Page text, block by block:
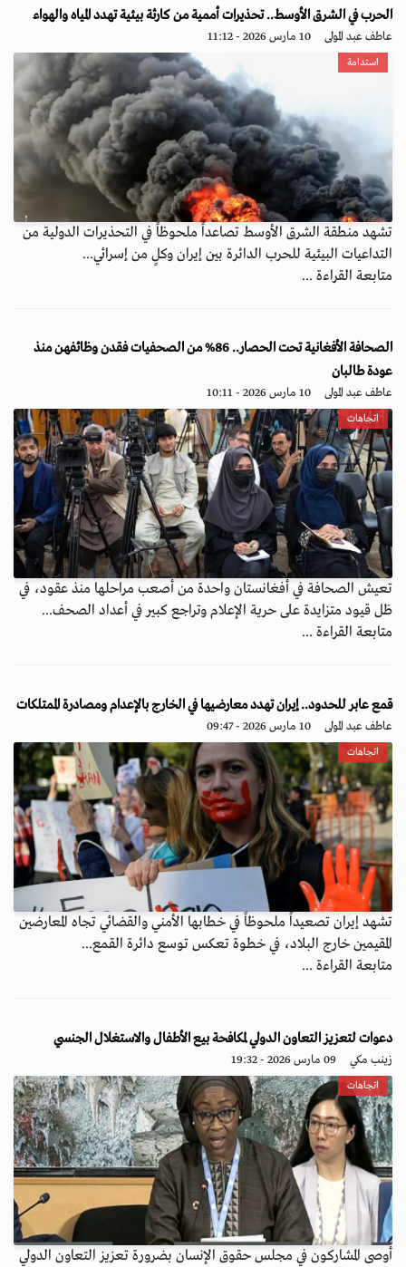
الحرب في الشرق الأوسط.. تحذيرات أممية من كارثة بيئية تهدد المياه والهواء
عاطف عبد المولى 10 مارس 2026 - 11:12
استدامة
تشهد منطقة الشرق الأوسط تصاعداً ملحوظاً في التحذيرات الدولية من
التداعيات البيئية للحرب الدائرة بين إيران وكلٍ من إسرائي...
متابعة القراءة ...
الصحافة الأفغانية تحت الحصار.. 86% من الصحفيات فقدن وظائفهن منذ
عودة طالبان
عاطف عبد المولى 10 مارس 2026 - 10:11
اتجاهات
تعيش الصحافة في أفغانستان واحدة من أصعب مراحلها منذ عقود، في
ظل قيود متزايدة على حرية الإعلام وتراجع كبير في أعداد الصحف...
متابعة القراءة ...
قمع عابر للحدود.. إيران تهدد معارضيها في الخارج بالإعدام ومصادرة الممتلكات
عاطف عبد المولى 10 مارس 2026 - 09:47
اتجاهات
تشهد إيران تصعيداً ملحوظاً في خطابها الأمني والقضائي تجاه المعارضين
المقيمين خارج البلاد، في خطوة تعكس توسع دائرة القمع...
متابعة القراءة ...
دعوات لتعزيز التعاون الدولي لمكافحة بيع الأطفال والاستغلال الجنسي
زينب مكي 09 مارس 2026 - 19:32
اتجاهات
أوصى المشاركون في مجلس حقوق الإنسان بضرورة تعزيز التعاون الدولي